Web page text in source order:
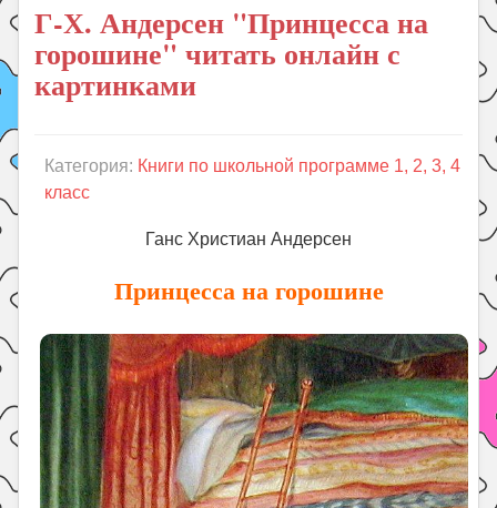
Книги
Рукоделие
Подготовка к школе
ГДЗ
Психология
Г-Х. Андерсен "Принцесса на
горошине" читать онлайн с
картинками
Категория: Книги по школьной программе 1, 2, 3, 4
класс
Ганс Христиан Андерсен
Принцесса на горошине